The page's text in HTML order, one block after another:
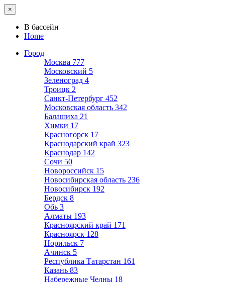
×
В бассейн
Home
Город
Москва 777
Московский 5
Зеленоград 4
Троицк 2
Санкт-Петербург 452
Московская область 342
Балашиха 21
Химки 17
Красногорск 17
Краснодарский край 323
Краснодар 142
Сочи 50
Новороссийск 15
Новосибирская область 236
Новосибирск 192
Бердск 8
Обь 3
Алматы 193
Красноярский край 171
Красноярск 128
Норильск 7
Ачинск 5
Республика Татарстан 161
Казань 83
Набережные Челны 18